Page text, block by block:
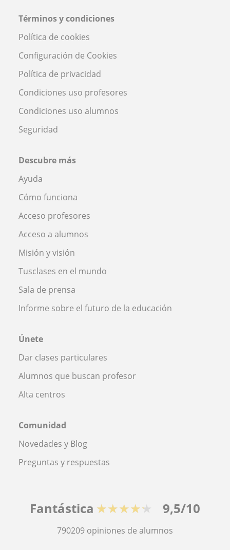
Términos y condiciones
Política de cookies
Configuración de Cookies
Política de privacidad
Condiciones uso profesores
Condiciones uso alumnos
Seguridad
Descubre más
Ayuda
Cómo funciona
Acceso profesores
Acceso a alumnos
Misión y visión
Tusclases en el mundo
Sala de prensa
Informe sobre el futuro de la educación
Únete
Dar clases particulares
Alumnos que buscan profesor
Alta centros
Comunidad
Novedades y Blog
Preguntas y respuestas
Fantástica ★★★★★ 9,5/10
790209 opiniones de alumnos